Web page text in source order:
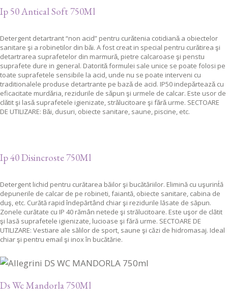
Ip 50 Antical Soft 750Ml
Detergent detartrant “non acid” pentru curătenia cotidiană a obiectelor
sanitare şi a robinetilor din băi. A fost creat in special pentru curătirea şi
detartrarea suprafetelor din marmură, pietre calcaroase şi penstu
suprafete dure in general. Datorită formulei sale unice se poate folosi pe
toate suprafetele sensibile la acid, unde nu se poate interveni cu
traditionalele produse detartrante pe bază de acid. IP50 indepărtează cu
eficacitate murdăria, rezidurile de săpun şi urmele de calcar. Este usor de
clătit şi lasă suprafetele igienizate, strălucitoare şi fără urme. SECTOARE
DE UTILIZARE: Băi, dusuri, obiecte sanitare, saune, piscine, etc.
Ip 40 Disincroste 750Ml
Detergent lichid pentru curătarea băilor şi bucătăriilor. Elimină cu uşurint́ă
depunerile de calcar de pe robineti, faiantă, obiecte sanitare, cabina de
duş, etc. Curătă rapid îndepărtând chiar şi rezidurile lăsate de săpun.
Zonele curătate cu IP 40 rămân netede şi strălucitoare. Este uşor de clătit
şi lasă suprafetele igienizate, lucioase şi fără urme. SECTOARE DE
UTILIZARE: Vestiare ale sălilor de sport, saune şi căzi de hidromasaj. Ideal
chiar şi pentru email şi inox în bucătărie.
Ds Wc Mandorla 750Ml